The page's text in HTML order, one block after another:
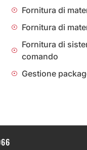
Fornitura di
Fornitura di
Fornitura di
comando
Gestione